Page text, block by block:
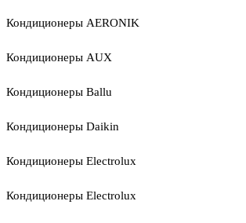
Кондиционеры AERONIK
Кондиционеры AUX
Кондиционеры Ballu
Кондиционеры Daikin
Кондиционеры Electrolux
Кондиционеры Electrolux